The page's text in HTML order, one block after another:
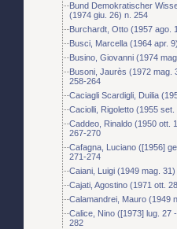
Bund Demokratischer
(1974 giu. 26) n. 254
Burchardt, Otto (1957 ago.
Busci, Marcella (1964 apr.
Busino, Giovanni (1974
Busoni, Jaurès (1972 mag.
258-264
Caciagli Scardigli, Duilia
Caciolli, Rigoletto (1955
Caddeo, Rinaldo (1950 ott.
267-270
Cafagna, Luciano ([1956]
271-274
Caiani, Luigi (1949 mag.
Cajati, Agostino (1971 ott.
Calamandrei, Mauro (1949
Calice, Nino ([1973] lug. 27
282